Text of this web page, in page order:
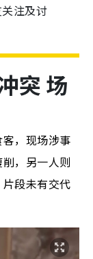
注及讨
突 场
，现场涉事
，另一人则
段未有交代